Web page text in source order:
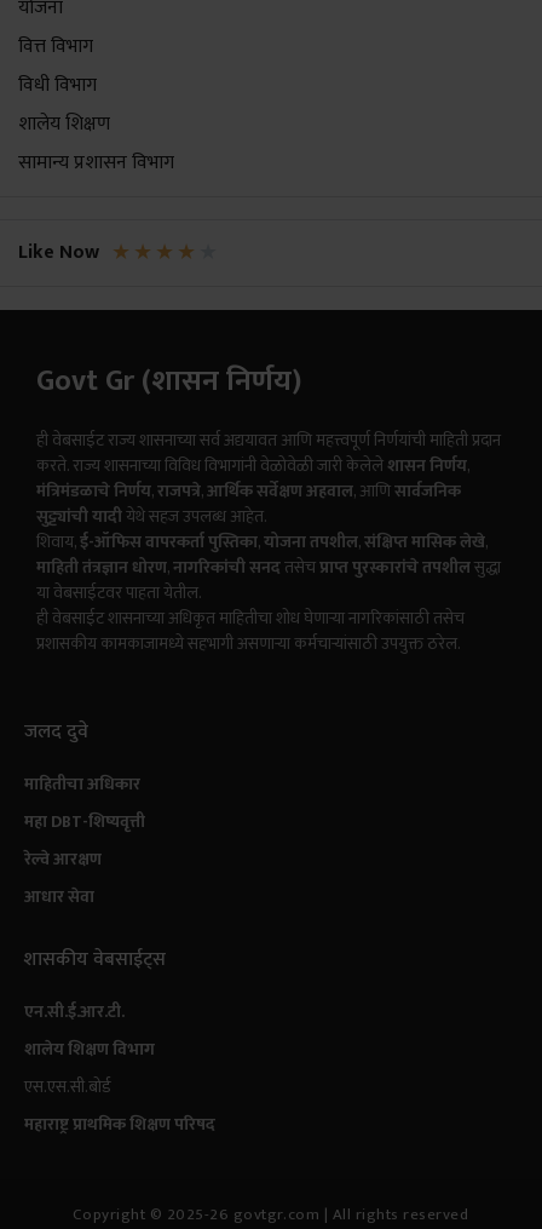
योजना
वित्त विभाग
विधी विभाग
शालेय शिक्षण
सामान्य प्रशासन विभाग
Like Now ★ ★ ★ ★
Govt Gr (शासन निर्णय)
ही वेबसाईट राज्य शासनाच्या सर्व अद्ययावत आणि महत्त्वपूर्ण निर्णयांची माहिती प्रदान
करते. राज्य शासनाच्या विविध विभागांनी वेळोवेळी जारी केलेलेशासन निर्णय,
मंत्रिमंडळाचे निर्णय,राजपत्रे,आर्थिक सर्वेक्षण अहवाल, आणिसार्वजनिक
सुट्ट्यांची यादीयेथे सहज उपलब्ध आहेत.
शिवाय,ई-ऑफिस वापरकर्ता पुस्तिका,योजना तपशील,संक्षिप्त मासिक लेखे,
माहिती तंत्रज्ञान धोरण,नागरिकांची सनदतसेचप्राप्त पुरस्कारांचे तपशीलसुद्धा
या वेबसाईटवर पाहता येतील.
ही वेबसाईट शासनाच्या अधिकृत माहितीचा शोध घेणाऱ्या नागरिकांसाठी तसेच
प्रशासकीय कामकाजामध्ये सहभागी असणाऱ्या कर्मचाऱ्यांसाठी उपयुक्त ठरेल.
जलद दुवे
माहितीचा अधिकार
महा DBT-शिष्यवृत्ती
रेल्वे आरक्षण
आधार सेवा
शासकीय वेबसाईट्स
एन.सी.ई.आर.टी.
शालेय शिक्षण विभाग
एस.एस.सी.बोर्ड
महाराष्ट्र प्राथमिक शिक्षण परिषद
Copyright © 2025-26 govtgr.com | All rights reserved